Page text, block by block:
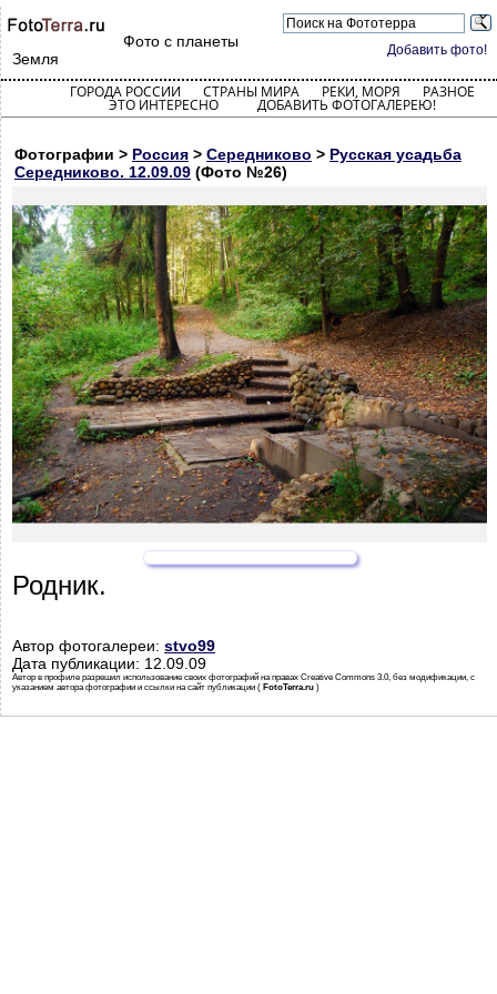
Добавить фото!
Фото с планеты
Земля
ГОРОДА РОССИИ СТРАНЫ МИРА РЕКИ, МОРЯ РАЗНОЕ
ЭТО ИНТЕРЕСНО ДОБАВИТЬ ФОТОГАЛЕРЕЮ!
Фотографии > Россия > Середниково > Русская усадьба
Середниково. 12.09.09 (Фото №26)
Родник.
Автор фотогалереи: stvo99
Дата публикации: 12.09.09
Автор в профиле разрешил использование своих фотографий на правах Creative Commons 3.0, без модификации, с
указанием автора фотографии и ссылки на сайт публикации ( FotoTerra.ru )